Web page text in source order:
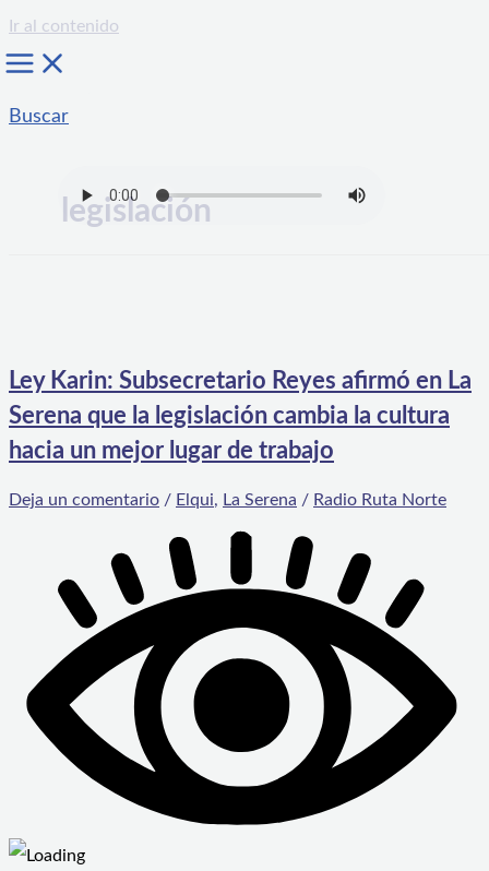
Ir al contenido
Buscar
legislación
Ley Karin: Subsecretario Reyes afirmó en La
Serena que la legislación cambia la cultura
hacia un mejor lugar de trabajo
Deja un comentario / Elqui, La Serena / Radio Ruta Norte